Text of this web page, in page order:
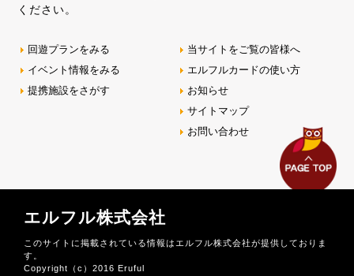
ください。
回遊プランをみる
イベント情報をみる
提携施設をさがす
当サイトをご覧の皆様へ
エルフルカードの使い方
お知らせ
サイトマップ
お問い合わせ
エルフル株式会社
このサイトに掲載されている情報はエルフル株式会社が提供しておりま
す。
Copyright（c）2016 Eruful